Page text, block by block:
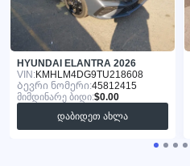
HYUNDAI ELANTRA 2026
VIN:KMHLM4DG9TU218608
Ბევრი ნომერი:45812415
მიმდინარე ბიდი:$0.00
დაბიდეთ ახლა